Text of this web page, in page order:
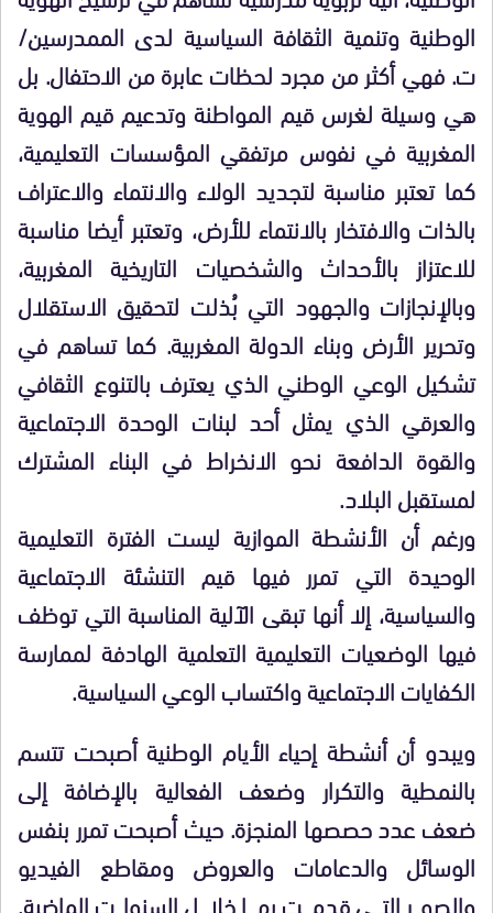
الوطنية وتنمية الثقافة السياسية لدى الممدرسين/
ت. فهي أكثر من مجرد لحظات عابرة من الاحتفال. بل
هي وسيلة لغرس قيم المواطنة وتدعيم قيم الهوية
المغربية في نفوس مرتفقي المؤسسات التعليمية،
كما تعتبر مناسبة لتجديد الولاء والانتماء والاعتراف
بالذات والافتخار بالانتماء للأرض، وتعتبر أيضا مناسبة
للاعتزاز بالأحداث والشخصيات التاريخية المغربية،
وبالإنجازات والجهود التي بُذلت لتحقيق الاستقلال
وتحرير الأرض وبناء الدولة المغربية. كما تساهم في
تشكيل الوعي الوطني الذي يعترف بالتنوع الثقافي
والعرقي الذي يمثل أحد لبنات الوحدة الاجتماعية
والقوة الدافعة نحو الانخراط في البناء المشترك
لمستقبل البلاد.
ورغم أن الأنشطة الموازية ليست الفترة التعليمية
الوحيدة التي تمرر فيها قيم التنشئة الاجتماعية
والسياسية، إلا أنها تبقى الآلية المناسبة التي توظف
فيها الوضعيات التعليمية التعلمية الهادفة لممارسة
الكفايات الاجتماعية واكتساب الوعي السياسية.
ويبدو أن أنشطة إحياء الأيام الوطنية أصبحت تتسم
بالنمطية والتكرار وضعف الفعالية بالإضافة إلى
ضعف عدد حصصها المنجزة. حيث أصبحت تمرر بنفس
الوسائل والدعامات والعروض ومقاطع الفيديو
والصور التي قدمت بها خلال السنوات الماضية.